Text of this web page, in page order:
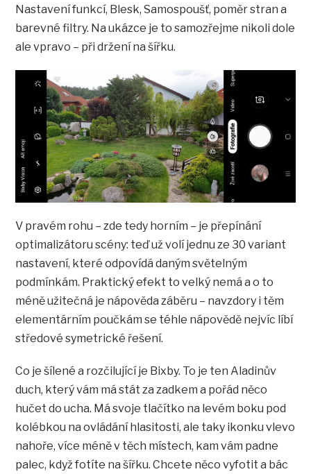
Nastavení funkcí, Blesk, Samospoušť, poměr stran a
barevné filtry. Na ukázce je to samozřejme nikoli dole
ale vpravo – při držení na šířku.
V pravém rohu – zde tedy horním – je přepínání
optimalizátoru scény: teď už volí jednu ze 30 variant
nastavení, které odpovídá daným světelným
podmínkám. Praktický efekt to velký nemá a o to
méně užitečná je nápověda záběru – navzdory i těm
elementárním poučkám se téhle nápovědě nejvíc líbí
středové symetrické řešení.
Co je šílené a rozčilující je Bixby. To je ten Aladinův
duch, který vám má stát za zadkem a pořád něco
hučet do ucha. Má svoje tlačítko na levém boku pod
kolébkou na ovládání hlasitosti, ale taky ikonku vlevo
nahoře, více méně v těch místech, kam vám padne
palec, když fotíte na šířku. Chcete něco vyfotit a bác